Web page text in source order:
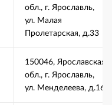
обл., г. Ярославль,
ул. Малая
Пролетарская, д.33
150046, Ярославская
обл., г. Ярославль,
ул. Менделеева, д.16